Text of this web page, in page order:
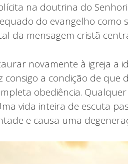
na doutrina do
do evangelho como
da mensagem cristã
novamente à igreja a
consigo a condição de
obediência.
vida inteira de escuta
e causa uma